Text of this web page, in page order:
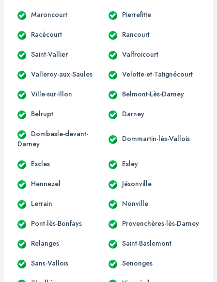
Maroncourt Pierrefitte
Racécourt Rancourt
Saint-Vallier Valfroicourt
Valleroy-aux-Saules Velotte-et-Tatignécourt
Ville-sur-Illon Belmont-Lès-Darney
Belrupt Darney
Dombasle-devant-
Darney
Dommartin-lès-Vallois
Escles Esley
Hennezel Jésonville
Lerrain Nonville
Pont-lès-Bonfays Provenchères-lès-Darney
Relanges Saint-Baslemont
Sans-Vallois Senonges